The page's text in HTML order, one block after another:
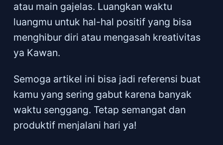
atau main gajelas. Luangkan waktu
luangmu untuk hal-hal positif yang bisa
menghibur diri atau mengasah kreativitas
ya Kawan.
Semoga artikel ini bisa jadi referensi buat
kamu yang sering gabut karena banyak
waktu senggang. Tetap semangat dan
produktif menjalani hari ya!